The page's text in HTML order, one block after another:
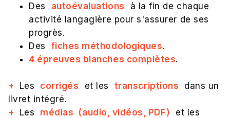
Des autoévaluations à la fin de chaque
activité langagière pour s'assurer de ses
progrès.
Des fiches méthodologiques.
4 épreuves blanches complètes.
+ Les corrigés et les transcriptions dans un
livret intégré.
+ Les médias (audio, vidéos, PDF) et les